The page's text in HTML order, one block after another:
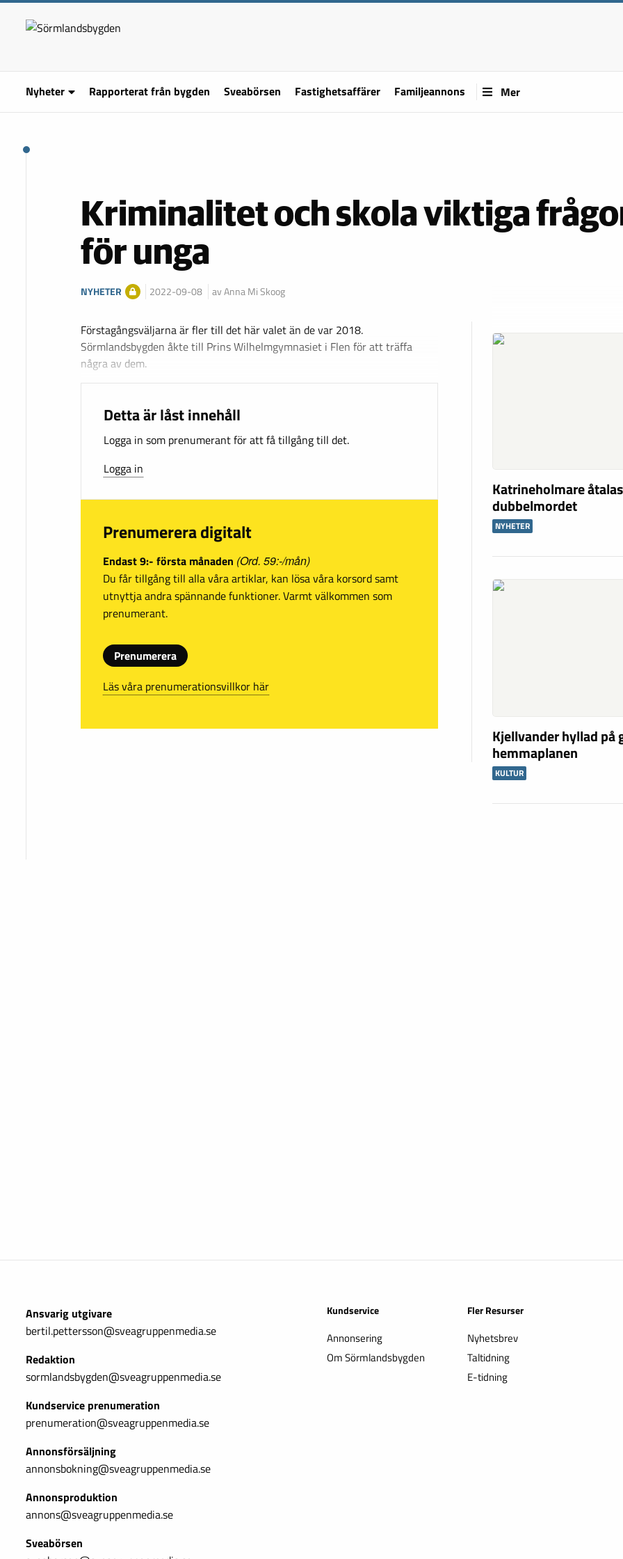
Nyheter Rapporterat från bygden Sveabörsen Fastighetsaffärer Familjeannons Mer
Kriminalitet och skola viktiga
för unga
NYHETER 2022-09-08 av Anna Mi Skoog
Förstagångsväljarna är fler till det här valet än de var 2018.
Sörmlandsbygden åkte till Prins Wilhelmgymnasiet i Flen för att träffa
några av dem.
Detta är låst innehåll
Logga in som prenumerant för att få tillgång till det.
Logga in
Prenumerera digitalt
Endast 9:- första månaden (Ord. 59:-/mån)
Du får tillgång till alla våra artiklar, kan lösa våra korsord samt
utnyttja andra spännande funktioner. Varmt välkommen som
prenumerant.
Prenumerera
Läs våra prenumerationsvillkor här
Katrineholmare
dubbelmordet
NYHETER
Kjellvander hyllad på
hemmaplanen
KULTUR
Ansvarig utgivare
bertil.pettersson@sveagruppenmedia.se
Redaktion
sormlandsbygden@sveagruppenmedia.se
Kundservice prenumeration
prenumeration@sveagruppenmedia.se
Annonsförsäljning
annonsbokning@sveagruppenmedia.se
Annonsproduktion
annons@sveagruppenmedia.se
Sveabörsen
Kundservice
Annonsering
Om Sörmlandsbygden
Fler Resurser
Nyhetsbrev
Taltidning
E-tidning